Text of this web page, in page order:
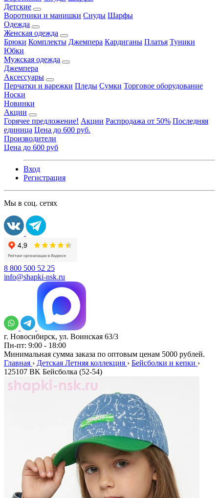
Детские
Воротники и манишки Снуды Шарфы
Одежда
Женская одежда
Брюки Комплекты Джемпера Кардиганы Платья Туники
Юбки
Мужская одежда
Джемпера
Аксессуары
Перчатки и варежки Пледы Сумки Торговое оборудование
Носки
Новинки
Акции
Горячее предложение! Акции Распродажа от 50% Последняя
единица Цена до 600 руб.
Производители
Цена до 600 руб
Вход
Регистрация
Мы в соц. сетях
8 800 500 52 25
info@shapki-nsk.ru
г. Новосибирск, ул. Воинская 63/3
Пн-пт: 9:00 - 18:00
Минимальная сумма заказа по оптовым ценам 5000 рублей.
Главная › Детская Летняя коллекция › Бейсболки и кепки ›
125107 BK Бейсболка (52-54)